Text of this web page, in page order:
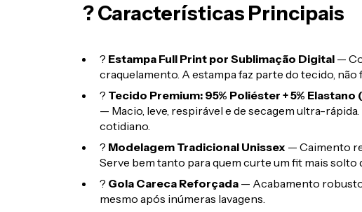
? Características Principais
? Estampa Full Print por Sublimação Digital —
craquelamento. A estampa faz parte do tecido, não
? Tecido Premium: 95% Poliéster + 5%
— Macio, leve, respirável e de secagem ultra-
cotidiano.
? Modelagem Tradicional Unissex — Caimento
Serve bem tanto para quem curte um fit mais solto
? Gola Careca Reforçada — Acabamento
mesmo após inúmeras lavagens.